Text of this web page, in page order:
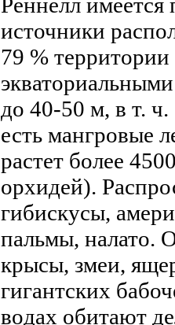
источники
79 %
до 40-50 м, в т.
есть мангровые
растет более
орхидей).
гибискусы,
пальмы, нaлато.
крысы, змеи,
гигантских
вoдах обитают